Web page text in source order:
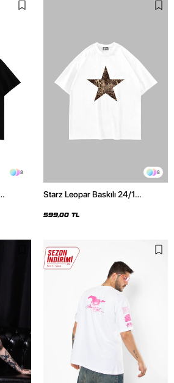
8 8
Starz Leopar Baskılı 24/1
599,00 TL